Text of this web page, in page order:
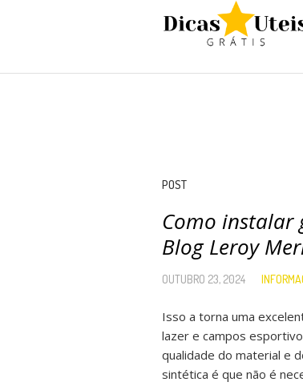
POST
Como instalar
Blog Leroy
OUTUBRO 23, 2024
Isso a torna uma
lazer e campos
qualidade do material e
sintética é que não é